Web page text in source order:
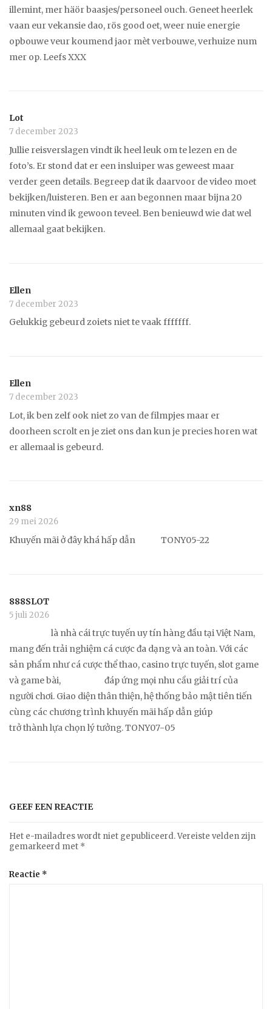
illemint, mer häör baasjes/personeel ouch. Geneet heerlek
vaan eur vekansie dao, rös good oet, weer nuie energie
opbouwe veur koumend jaor mèt verbouwe, verhuize num
mer op. Leefs XXX
Lot
7 december 2023
Jullie reisverslagen vindt ik heel leuk om te lezen en de
foto’s. Er stond dat er een insluiper was geweest maar
verder geen details. Begreep dat ik daarvoor de video moet
bekijken/luisteren. Ben er aan begonnen maar bijna 20
minuten vind ik gewoon teveel. Ben benieuwd wie dat wel
allemaal gaat bekijken.
Ellen
7 december 2023
Gelukkig gebeurd zoiets niet te vaak fffffff.
Ellen
7 december 2023
Lot, ik ben zelf ook niet zo van de filmpjes maar er
doorheen scrolt en je ziet ons dan kun je precies horen wat
er allemaal is gebeurd.
xn88
29 mei 2026
Khuyến mãi ở đây khá hấp dẫn TONY05-22
888SLOT
5 juli 2026
là nhà cái trực tuyến uy tín hàng đầu tại Việt Nam,
mang đến trải nghiệm cá cược đa dạng và an toàn. Với các
sản phẩm như cá cược thể thao, casino trực tuyến, slot game
và game bài,
đáp ứng mọi nhu cầu giải trí của
người chơi. Giao diện thân thiện, hệ thống bảo mật tiên tiến
cùng các chương trình khuyến mãi hấp dẫn giúp
trở thành lựa chọn lý tưởng. TONY07-05
GEEF EEN REACTIE
Het e-mailadres wordt niet gepubliceerd.Vereiste velden zijn
gemarkeerd met *
Reactie *